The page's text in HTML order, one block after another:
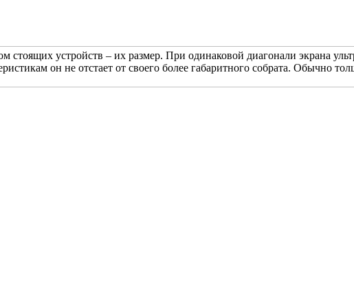
стоящих устройств – их размер. При одинаковой диагонали экрана
он не отстает от своего более габаритного собрата. Обычно